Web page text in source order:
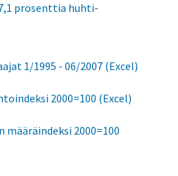
prosenttia huhti-
1/1995 - 06/2007 (Excel)
2000=100 (Excel)
määräindeksi 2000=100